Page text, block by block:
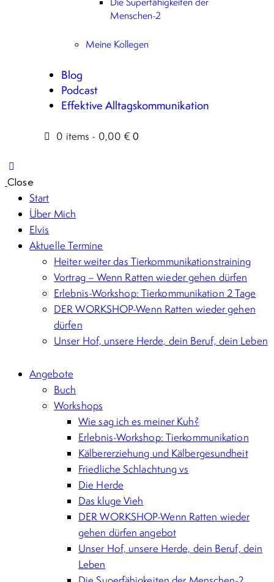
Menschen-2
Meine Kollegen
Blog
Podcast
Effektive Alltagskommunikation
0 items - 0,00 € 0
Close
Start
Über Mich
Elvis
Aktuelle Termine
Heiter weiter das Tierkommunikationstraining
Vortrag – Wenn Ratten wieder gehen dürfen
Erlebnis-Workshop: Tierkommunikation 2 Tage
DER WORKSHOP-Wenn Ratten wieder gehen
dürfen
Unser Hof, unsere Herde, dein Beruf, dein Leben
Angebote
Buch
Workshops
Wie sag ich es meiner Kuh?
Erlebnis-Workshop: Tierkommunikation
Kälbererziehung und Kälbergesundheit
Friedliche Schlachtung vs
Die Herde
Das kluge Vieh
DER WORKSHOP-Wenn Ratten wieder
gehen dürfen angebot
Unser Hof, unsere Herde, dein Beruf, dein
Leben